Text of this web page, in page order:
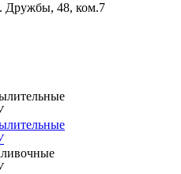
Дружбы, 48, ком.7